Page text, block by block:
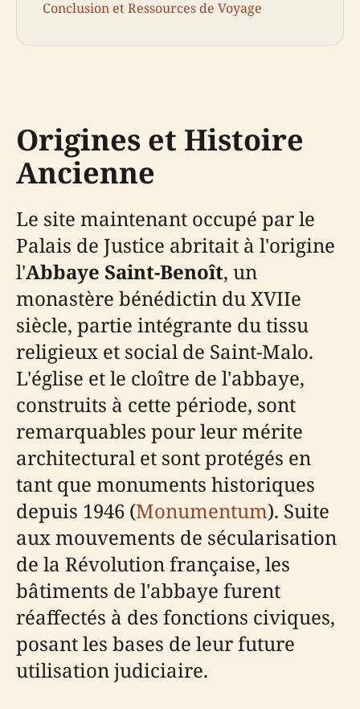
Conclusion et Ressources de Voyage
Origines et Histoire
Ancienne
Le site maintenant occupé par le
Palais de Justice abritait à l'origine
l'Abbaye Saint-Benoît, un
monastère bénédictin du XVIIe
siècle, partie intégrante du tissu
religieux et social de Saint-Malo.
L'église et le cloître de l'abbaye,
construits à cette période, sont
remarquables pour leur mérite
architectural et sont protégés en
tant que monuments historiques
depuis 1946 (Monumentum). Suite
aux mouvements de sécularisation
de la Révolution française, les
bâtiments de l'abbaye furent
réaffectés à des fonctions civiques,
posant les bases de leur future
utilisation judiciaire.